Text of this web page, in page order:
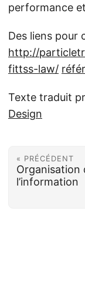
performance
Des liens pour
http://
fittss-law/
Texte traduit
Design
« PRÉCÉDENT
Organisation
l’information